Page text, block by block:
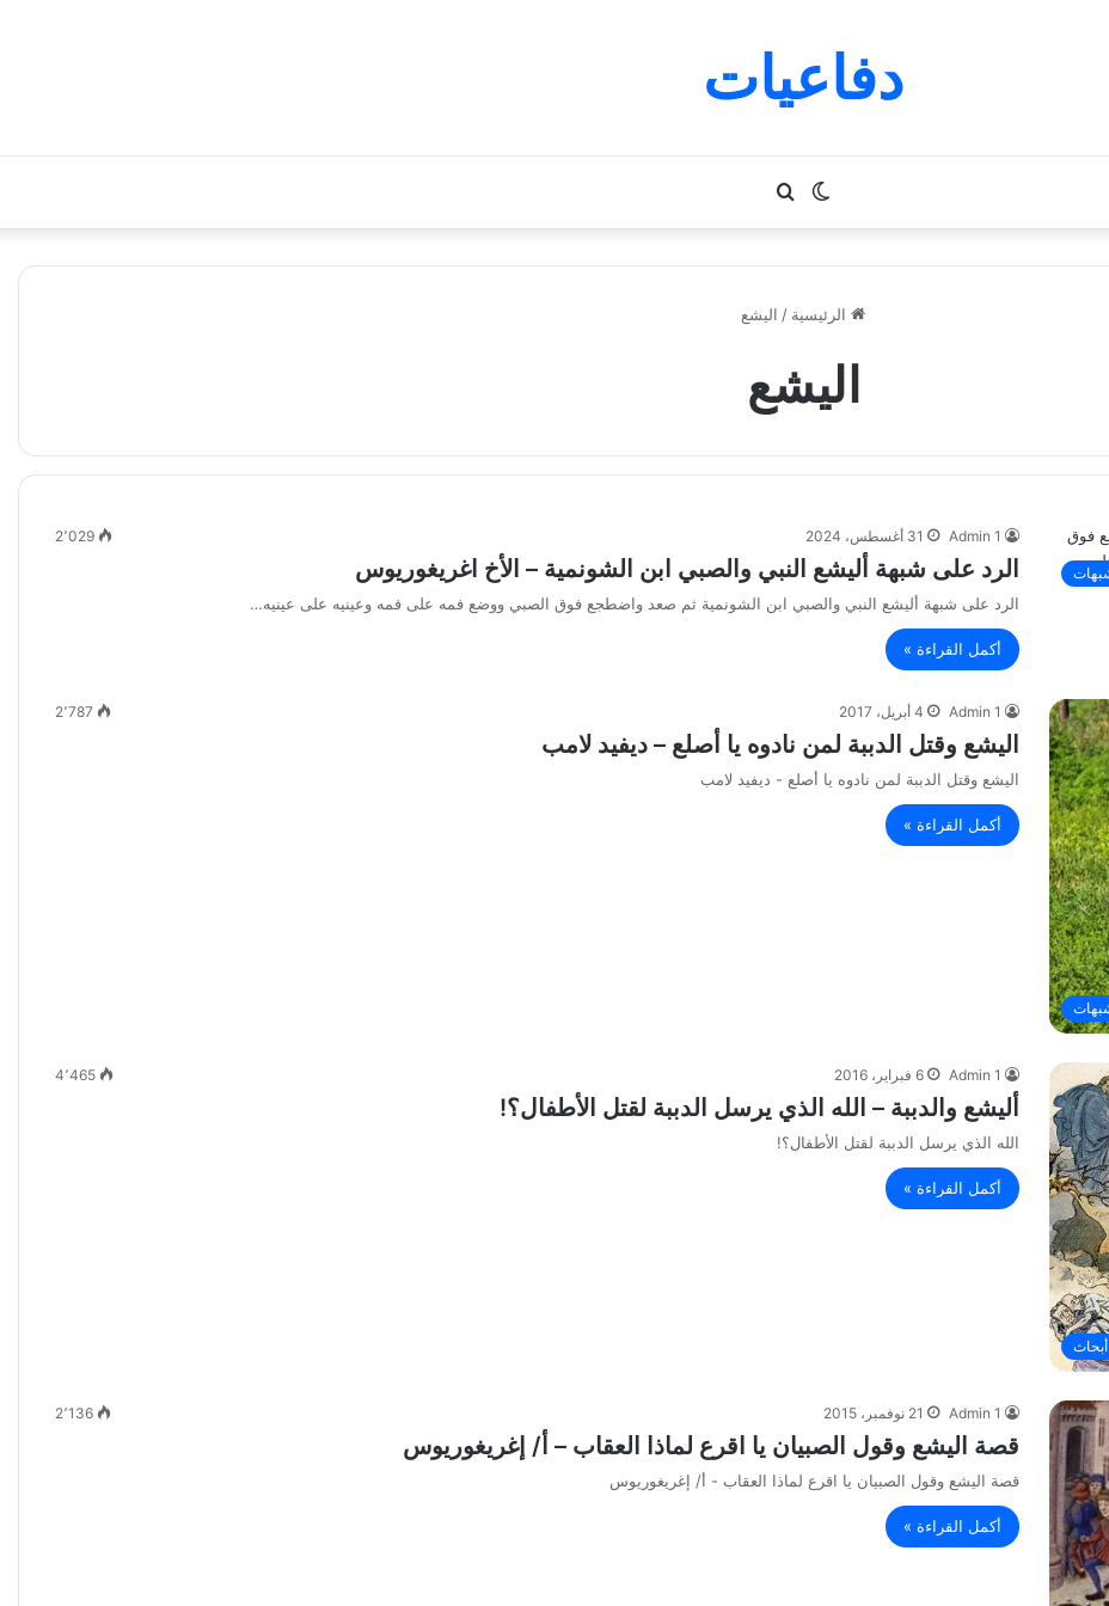
دفاعيات
بحث
عن
الوضع
المظلم
الرئيسية / اليشع
اليشع
Admin 1 31 أغسطس، 2024 2٬029
الرد على شبهة أليشع النبي والصبي ابن الشونمية – الأخ اغريغوريوس
الرد على شبهة أليشع النبي والصبي ابن الشونمية ثم صعد واضطجع فوق الصبي ووضع فمه على فمه وعينيه على عينيه…
أكمل القراءة »
Admin 1 4 أبريل، 2017 2٬787
اليشع وقتل الدببة لمن نادوه يا أصلع – ديفيد لامب
اليشع وقتل الدببة لمن نادوه يا أصلع - ديفيد لامب
أكمل القراءة »
أبحاث
Admin 1 6 فبراير، 2016 4٬465
أليشع والدببة – الله الذي يرسل الدببة لقتل الأطفال؟!
الله الذي يرسل الدببة لقتل الأطفال؟!
أكمل القراءة »
Admin 1 21 نوفمبر، 2015 2٬136
قصة اليشع وقول الصبيان يا اقرع لماذا العقاب – أ/ إغريغوريوس
قصة اليشع وقول الصبيان يا اقرع لماذا العقاب - أ/ إغريغوريوس
أكمل القراءة »